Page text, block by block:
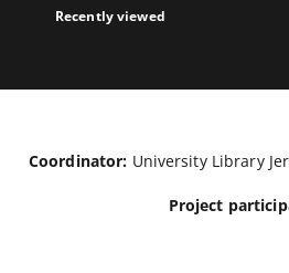
Recently viewed
Coordinator: University Library
Project